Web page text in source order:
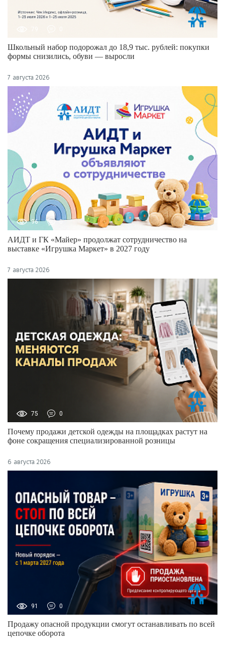
Школьный набор подорожал до 18,9 тыс. рублей: покупки
формы снизились, обуви — выросли
7 августа 2026
96 0
АИДТ и ГК «Майер» продолжат сотрудничество на
выставке «Игрушка Маркет» в 2027 году
7 августа 2026
75 0
Почему продажи детской одежды на площадках растут на
фоне сокращения специализированной розницы
6 августа 2026
91 0
Продажу опасной продукции смогут останавливать по всей
цепочке оборота